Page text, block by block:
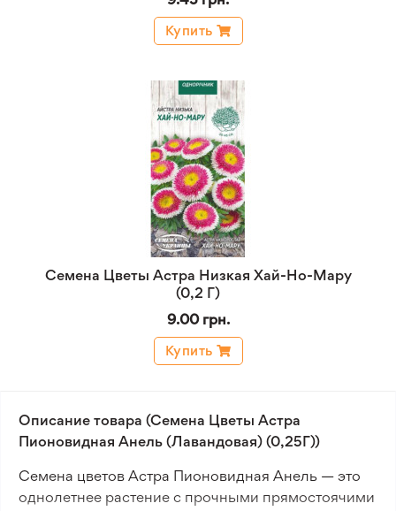
Купить
Семена Цветы Астра Низкая Хай-Но-Мару
(0,2 Г)
9.00 грн.
Купить
Описание товара (Семена Цветы Астра
Пионовидная Анель (Лавандовая) (0,25Г))
Семена цветов Астра Пионовидная Анель — это
однолетнее растение с прочными прямостоячими